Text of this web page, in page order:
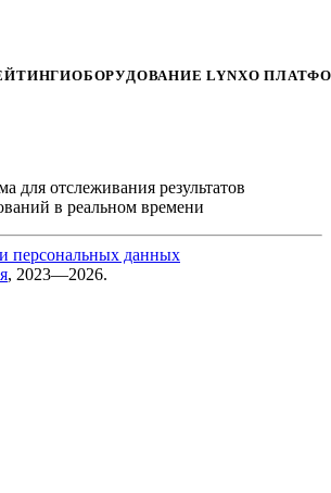
ОБОРУДОВАНИЕ LYNXО
для отслеживания результатов
в реальном времени
персональных данных
, 2023—2026.